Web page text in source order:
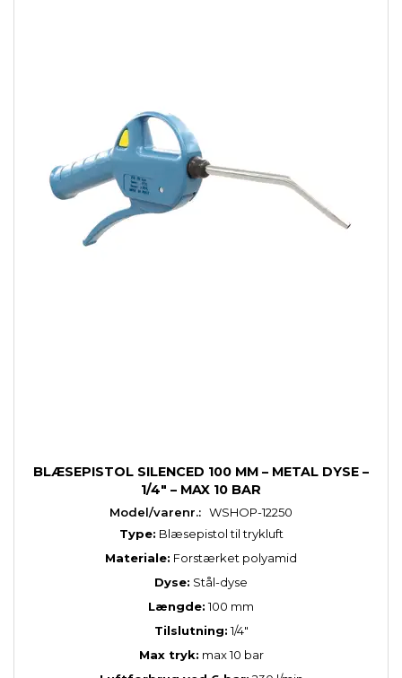
BLÆSEPISTOL SILENCED 100 MM – METAL DYSE –
1/4" – MAX 10 BAR
Model/varenr.: WSHOP-12250
Type: Blæsepistol til trykluft
Materiale: Forstærket polyamid
Dyse: Stål-dyse
Længde:100 mm
Tilslutning:1/4"
Max tryk: max 10 bar